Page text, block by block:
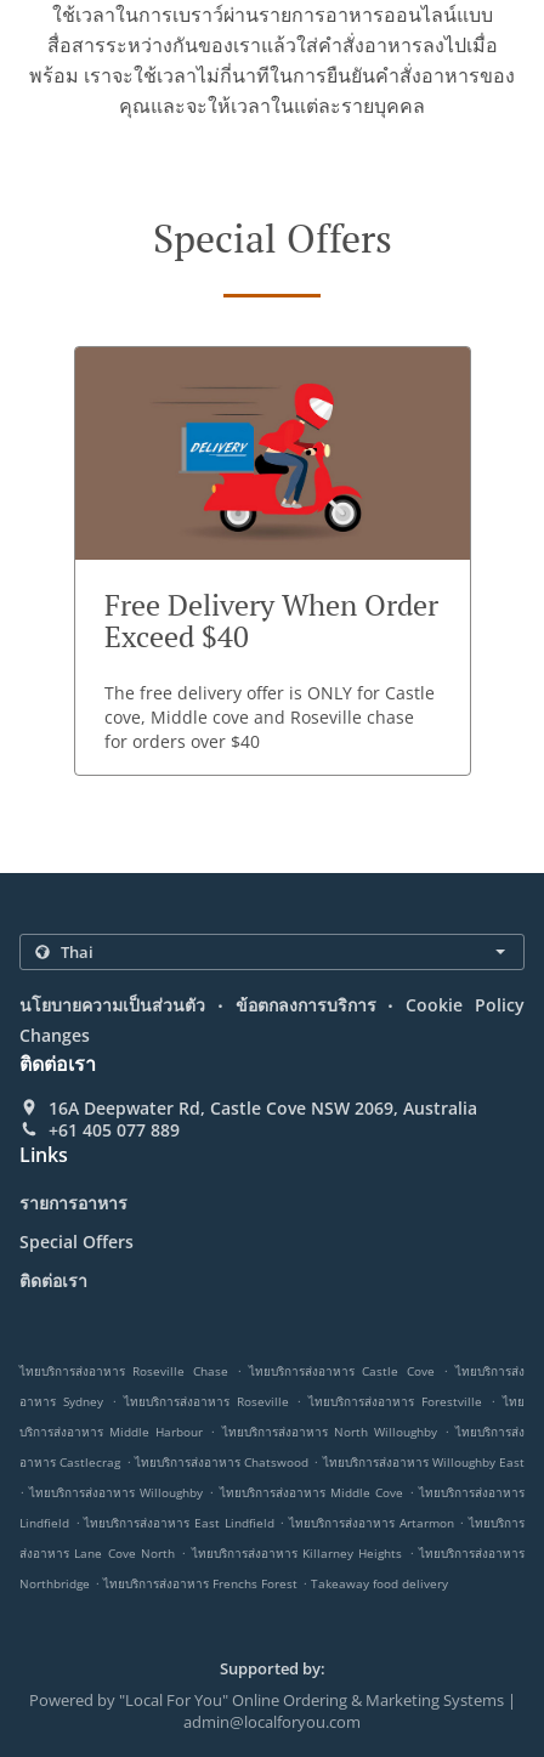
ใช้เวลาในการเบราว์ผ่านรายการอาหารออนไลน์แบบ
สื่อสารระหว่างกันของเราแล้วใส่คำสั่งอาหารลงไปเมื่อ
พร้อม เราจะใช้เวลาไม่กี่นาทีในการยืนยันคำสั่งอาหารของ
คุณและจะให้เวลาในแต่ละรายบุคคล
Special Offers
Free Delivery When Order
Exceed $40
The free delivery offer is ONLY for Castle
cove, Middle cove and Roseville chase
for orders over $40
นโยบายความเป็นส่วนตัว . ข้อตกลงการบริการ . Cookie Policy
Changes
ติดต่อเรา
16A Deepwater Rd, Castle Cove NSW 2069, Australia
+61 405 077 889
Links
รายการอาหาร
Special Offers
ติดต่อเรา
ไทยบริการส่งอาหาร Roseville Chase . ไทยบริการส่งอาหาร Castle Cove . ไทยบริการส่ง
อาหาร Sydney
. ไทยบริการส่งอาหาร Roseville . ไทยบริการส่งอาหาร Forestville . ไทย
บริการส่งอาหาร Middle Harbour . ไทยบริการส่งอาหาร North Willoughby . ไทยบริการส่ง
อาหาร Castlecrag . ไทยบริการส่งอาหาร Chatswood . ไทยบริการส่งอาหาร Willoughby East
. ไทยบริการส่งอาหาร Willoughby . ไทยบริการส่งอาหาร Middle Cove . ไทยบริการส่งอาหาร
Lindfield . ไทยบริการส่งอาหาร East Lindfield . ไทยบริการส่งอาหาร Artarmon . ไทยบริการ
ส่งอาหาร Lane Cove North . ไทยบริการส่งอาหาร Killarney Heights . ไทยบริการส่งอาหาร
Northbridge . ไทยบริการส่งอาหาร Frenchs Forest . Takeaway food delivery
Supported by:
Powered by "Local For You" Online Ordering & Marketing Systems |
admin@localforyou.com